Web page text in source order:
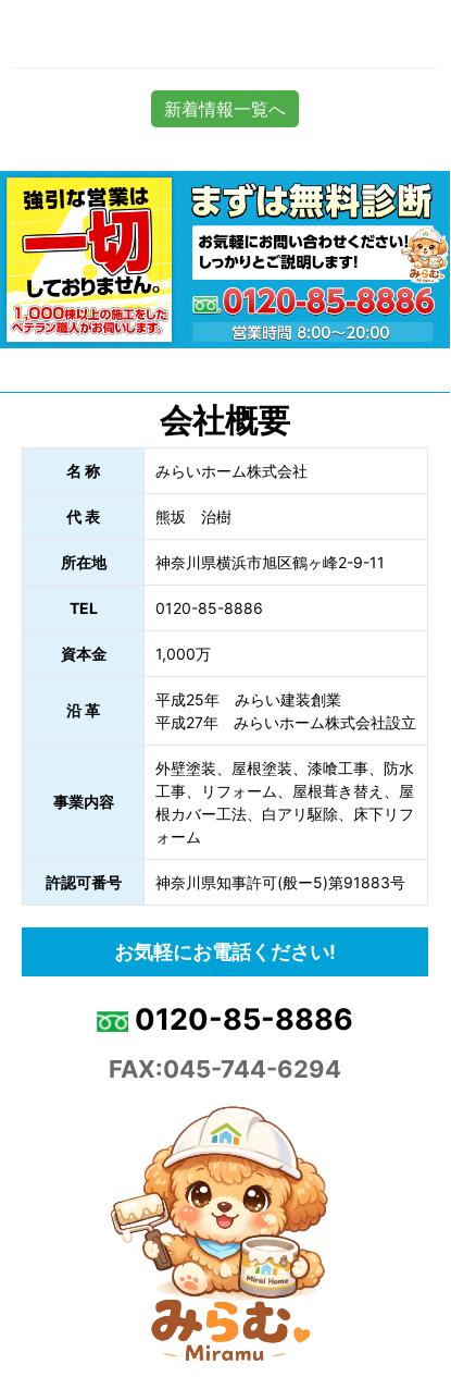
新着情報一覧へ
会社概要
名 称 みらいホーム株式会社
代 表 熊坂 治樹
所在地 神奈川県横浜市旭区鶴ヶ峰2-9-11
TEL 0120-85-8886
資本金 1,000万
沿 革
平成25年 みらい建装創業
平成27年 みらいホーム株式会社設立
事業内容
外壁塗装、屋根塗装、漆喰工事、防水
工事、リフォーム、屋根葺き替え、屋
根カバー工法、白アリ駆除、床下リフ
ォーム
許認可番号 神奈川県知事許可(般ー5)第91883号
お気軽にお電話ください!
0120-85-8886
FAX:045-744-6294